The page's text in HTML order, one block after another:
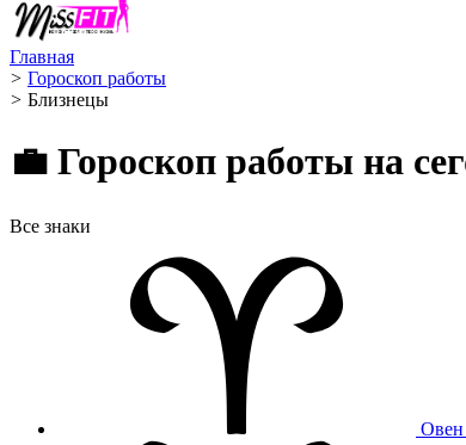
Главная
> Гороскоп работы
> Близнецы ️
💼 Гороскоп работы на
Все знаки
Овен